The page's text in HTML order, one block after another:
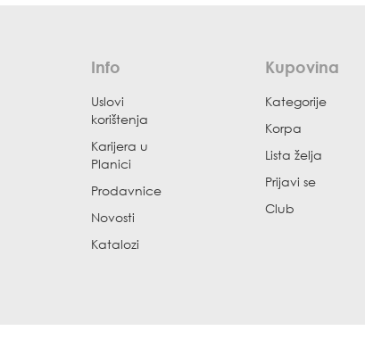
Info
Uslovi
korištenja
Karijera u
Planici
Prodavnice
Novosti
Katalozi
Kupovina
Kategorije
Korpa
Lista želja
Prijavi se
Club